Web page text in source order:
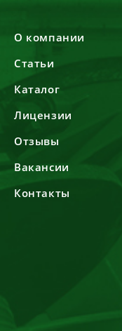
О компании
Статьи
Каталог
Лицензии
Отзывы
Вакансии
Контакты